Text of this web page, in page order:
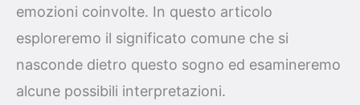
emozioni coinvolte. In questo articolo
esploreremo il significato comune che si
nasconde dietro questo sogno ed esamineremo
alcune possibili interpretazioni.